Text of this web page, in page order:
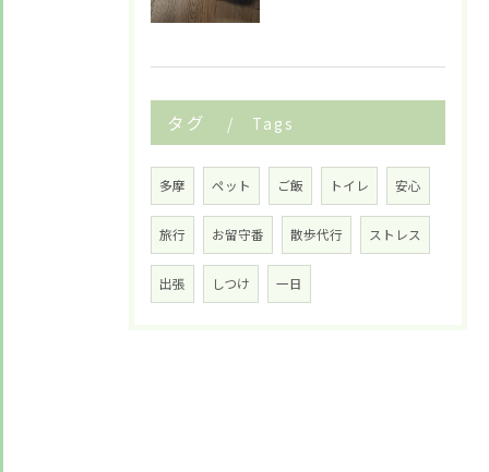
タグ Tags
多摩 ペット ご飯 トイレ 安心
旅行 お留守番 散歩代行 ストレス
出張 しつけ 一日